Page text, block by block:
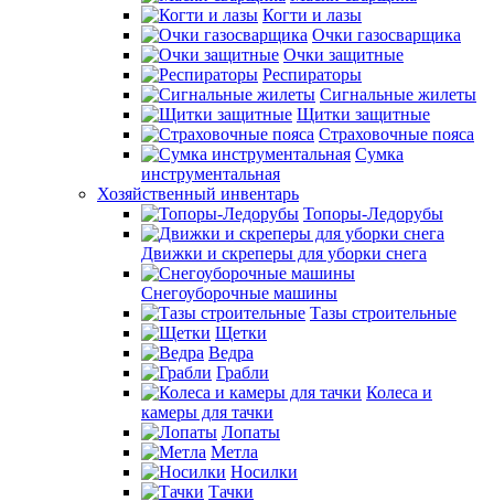
Когти и лазы
Очки газосварщика
Очки защитные
Респираторы
Сигнальные жилеты
Щитки защитные
Страховочные пояса
Сумка
инструментальная
Хозяйственный инвентарь
Топоры-Ледорубы
Движки и скреперы для уборки снега
Снегоуборочные машины
Тазы строительные
Щетки
Ведра
Грабли
Колеса и
камеры для тачки
Лопаты
Метла
Носилки
Тачки